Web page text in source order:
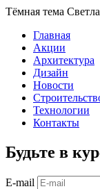
Тёмная тема
Главная
Акции
Архитектура
Дизайн
Новости
Технологии
Контакты
Будьте в
E-mail